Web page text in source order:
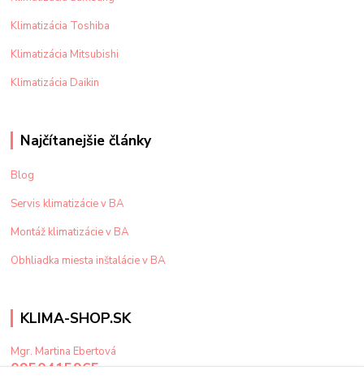
Klimatizácia Toshiba
Klimatizácia Mitsubishi
Klimatizácia Daikin
Najčítanejšie články
Blog
Servis klimatizácie v BA
Montáž klimatizácie v BA
Obhliadka miesta inštalácie v BA
KLIMA-SHOP.SK
Mgr. Martina Ebertová
0950415965